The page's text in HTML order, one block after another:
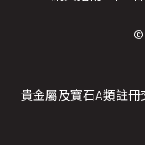
©
貴金屬及寶石A類註冊